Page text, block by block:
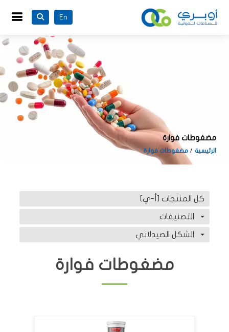
En
مضغوطات فوارة
الرئيسية مضغوطات فوارة
كل المنتجات [أ-ي]
التصنيفات
الشكل الصيدلاني
مضغوطات فوارة